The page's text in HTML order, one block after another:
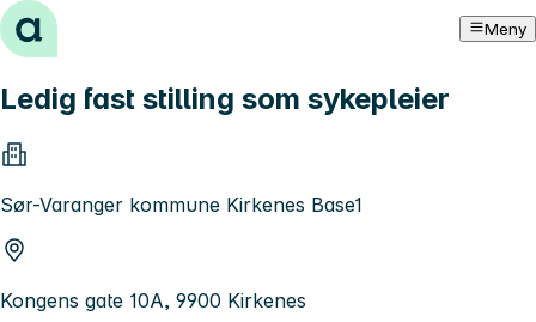
Hopp til innhold Meny
Ledig fast stilling som sykepleier
Sør-Varanger kommune Kirkenes Base1
Kongens gate 10A, 9900 Kirkenes